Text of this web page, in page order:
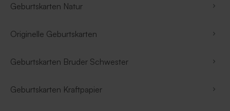
Geburtskarten Natur
Originelle Geburtskarten
Geburtskarten Bruder Schwester
Geburtskarten Kraftpapier